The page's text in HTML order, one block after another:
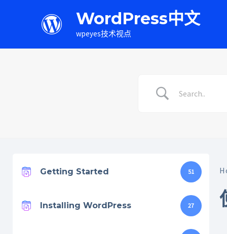
WordPress中文
wpeyes技术视点
Getting Started 51
Installing WordPress 27